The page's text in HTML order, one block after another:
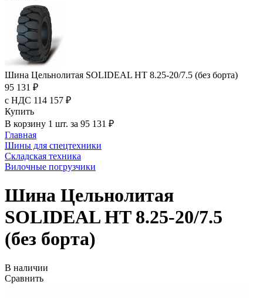
Шина Цельнолитая SOLIDEAL HT 8.25-20/7.5 (без борта)
95 131 ₽
с НДС 114 157 ₽
Купить
В корзину 1 шт. за 95 131 ₽
Главная
Шины для спецтехники
Складская техника
Вилочные погрузчики
Шина Цельнолитая
SOLIDEAL HT 8.25-20/7.5
(без борта)
В наличии
Сравнить